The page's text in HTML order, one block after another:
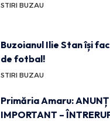
STIRI BUZAU
Buzoianul Ilie Stan își
de fotbal!
STIRI BUZAU
Primăria Amaru: ANUNȚ
IMPORTANT –